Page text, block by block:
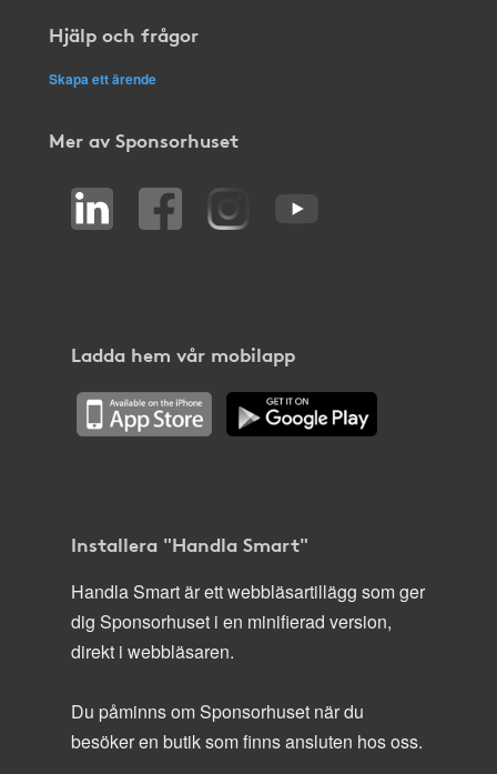
Hjälp och frågor
Skapa ett ärende
Mer av Sponsorhuset
Ladda hem vår mobilapp
Installera "Handla Smart"
Handla Smart är ett webbläsartillägg som ger
dig Sponsorhuset i en minifierad version,
direkt i webbläsaren.
Du påminns om Sponsorhuset när du
besöker en butik som finns ansluten hos oss.